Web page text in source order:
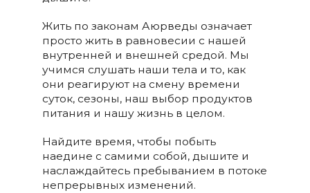
Жить по законам Аюрведы означает
просто жить в равновесии с нашей
внутренней и внешней средой. Мы
учимся слушать наши тела и то, как
они реагируют на смену времени
суток, сезоны, наш выбор продуктов
питания и нашу жизнь в целом.
Найдите время, чтобы побыть
наедине с самими собой, дышите и
наслаждайтесь пребыванием в потоке
непрерывных изменений.